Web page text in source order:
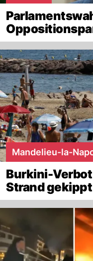
Mandelieu-la-
Burkini-Verbot
Strand gekippt